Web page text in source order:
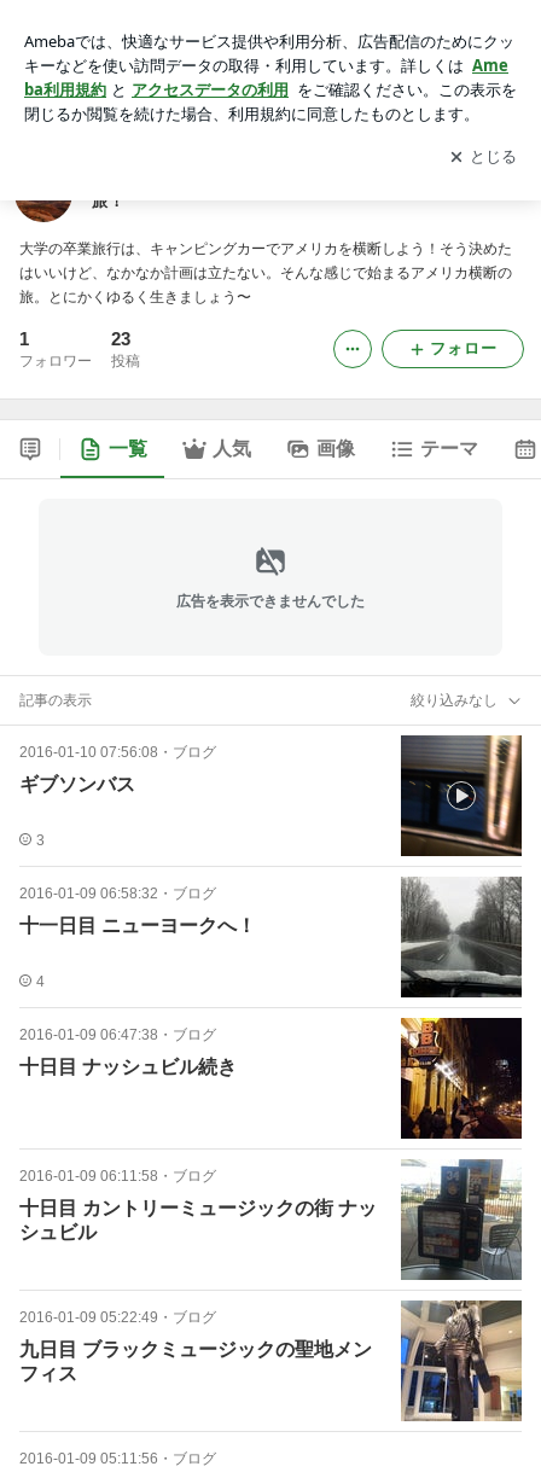
アプリをダウンロードして ブログの更新通知
を受け取りまし
ょう。
開く
旅！
大学の卒業旅行は、キャンピングカーでアメリカを横断しよう！そう決めた
はいいけど、なかなか計画は立たない。そんな感じで始まるアメリカ横断の
旅。とにかくゆるく生きましょう〜
1
フォロワー
23
投稿
フォロー
一覧 人気 画像 テーマ
広告を表示できませんでした
記事の表示 絞り込みなし
2016-01-10 07:56:08 ・ ブログ
ギブソンバス
3
2016-01-09 06:58:32 ・ ブログ
十一日目 ニューヨークへ！
4
2016-01-09 06:47:38 ・ ブログ
十日目 ナッシュビル続き
2016-01-09 06:11:58 ・ ブログ
十日目 カントリーミュージックの街 ナッ
シュビル
2016-01-09 05:22:49 ・ ブログ
九日目 ブラックミュージックの聖地メン
フィス
2016-01-09 05:11:56 ・ ブログ